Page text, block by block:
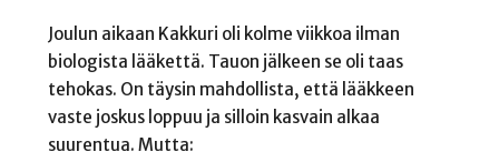
Joulun aikaan Kakkuri oli kolme viikkoa ilman
biologista lääkettä. Tauon jälkeen se oli taas
tehokas. On täysin mahdollista, että lääkkeen
vaste joskus loppuu ja silloin kasvain alkaa
suurentua. Mutta: